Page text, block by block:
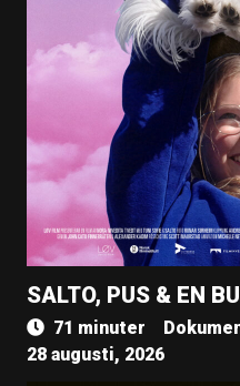
SALTO, PUS & EN
71 minuter
28 augusti, 2026